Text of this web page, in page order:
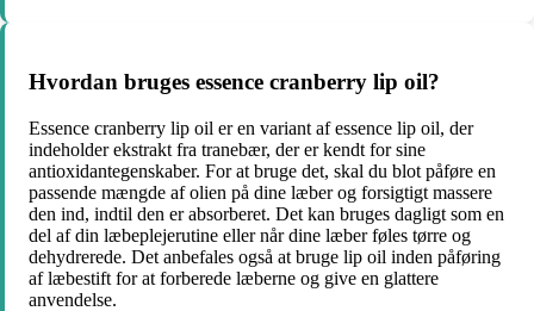
Hvordan bruges essence cranberry lip oil?
Essence cranberry lip oil er en variant af essence lip oil, der
indeholder ekstrakt fra tranebær, der er kendt for sine
antioxidantegenskaber. For at bruge det, skal du blot påføre en
passende mængde af olien på dine læber og forsigtigt massere
den ind, indtil den er absorberet. Det kan bruges dagligt som en
del af din læbeplejerutine eller når dine læber føles tørre og
dehydrerede. Det anbefales også at bruge lip oil inden påføring
af læbestift for at forberede læberne og give en glattere
anvendelse.